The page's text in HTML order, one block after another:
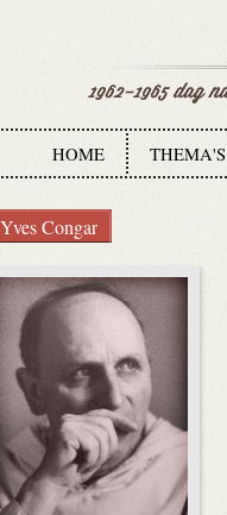
HOME THEMA'S
Yves Congar